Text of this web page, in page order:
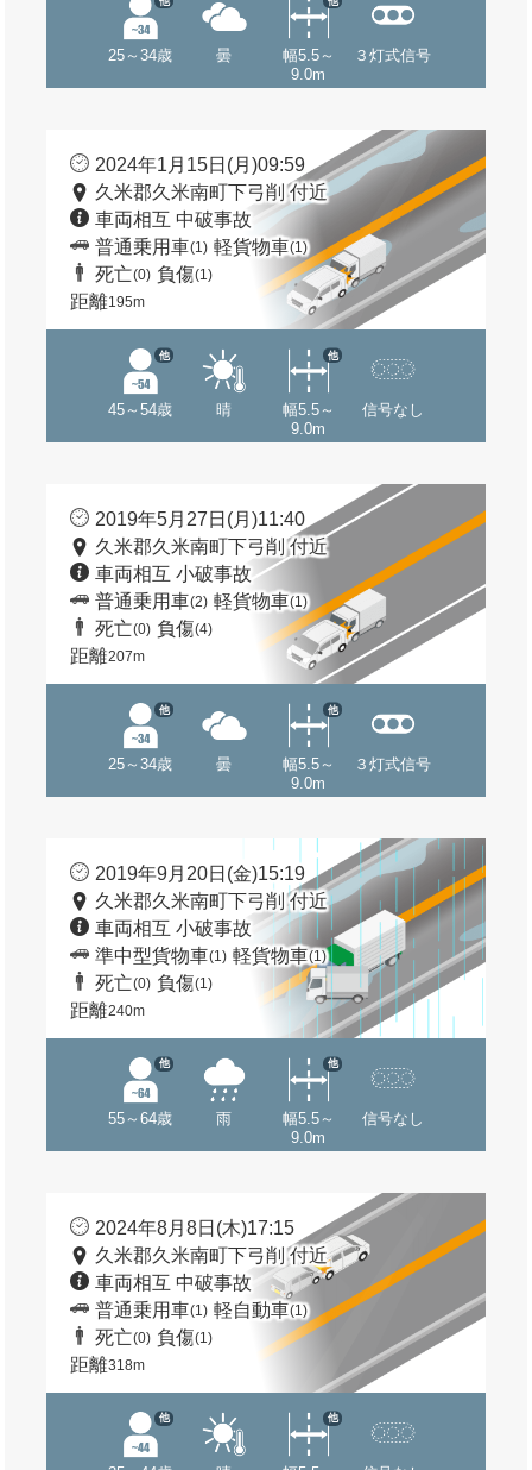
25～34歳 曇
幅5.5～
9.0m
３灯式信号
2024年1月15日(月)09:59
久米郡久米南町下弓削 付近
車両相互 中破事故
普通乗用車(1) 軽貨物車(1)
死亡(0) 負傷(1)
距離195m
45～54歳
他
晴
幅5.5～
9.0m
他
信号なし
2019年5月27日(月)11:40
久米郡久米南町下弓削 付近
車両相互 小破事故
普通乗用車(2) 軽貨物車(1)
死亡(0) 負傷(4)
距離207m
25～34歳
他
曇
幅5.5～
9.0m
他
３灯式信号
2019年9月20日(金)15:19
久米郡久米南町下弓削 付近
車両相互 小破事故
準中型貨物車(1) 軽貨物車(1)
死亡(0) 負傷(1)
距離240m
55～64歳
他
雨
幅5.5～
9.0m
他
信号なし
2024年8月8日(木)17:15
久米郡久米南町下弓削 付近
車両相互 中破事故
普通乗用車(1) 軽自動車(1)
死亡(0) 負傷(1)
距離318m
他 他